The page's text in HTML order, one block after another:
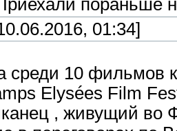
пораньше
01:34]
среди 10 фильмов
Elysées Film
, живущий во